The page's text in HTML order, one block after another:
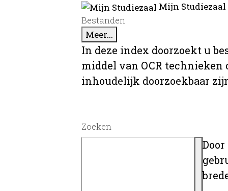
Mijn
Bestanden
Meer...
In deze index doorzoekt u
middel van OCR
inhoudelijk doorzoekbaar
Zoeken